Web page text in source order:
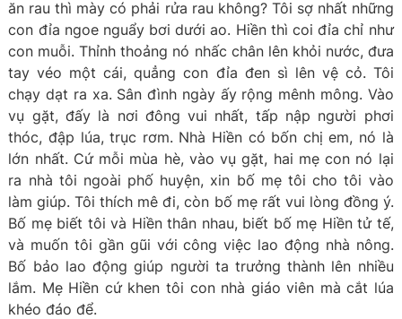
ăn rau thì mày có phải rửa rau không? Tôi sợ nhất những
con đỉa ngoe nguẩy bơi dưới ao. Hiền thì coi đỉa chỉ như
con muỗi. Thỉnh thoảng nó nhấc chân lên khỏi nước, đưa
tay véo một cái, quẳng con đỉa đen sì lên vệ cỏ. Tôi
chạy dạt ra xa. Sân đình ngày ấy rộng mênh mông. Vào
vụ gặt, đấy là nơi đông vui nhất, tấp nập người phơi
thóc, đập lúa, trục rơm. Nhà Hiền có bốn chị em, nó là
lớn nhất. Cứ mỗi mùa hè, vào vụ gặt, hai mẹ con nó lại
ra nhà tôi ngoài phố huyện, xin bố mẹ tôi cho tôi vào
làm giúp. Tôi thích mê đi, còn bố mẹ rất vui lòng đồng ý.
Bố mẹ biết tôi và Hiền thân nhau, biết bố mẹ Hiền tử tế,
và muốn tôi gần gũi với công việc lao động nhà nông.
Bố bảo lao động giúp người ta trưởng thành lên nhiều
lắm. Mẹ Hiền cứ khen tôi con nhà giáo viên mà cắt lúa
khéo đáo để.